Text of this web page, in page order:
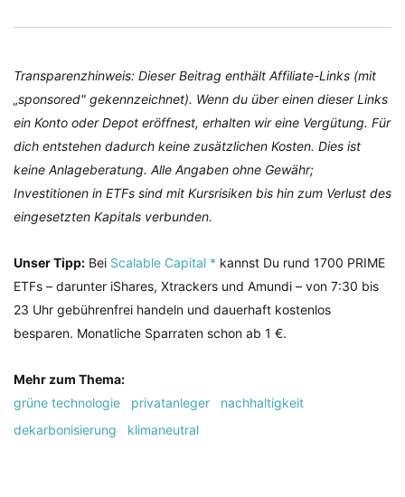
Transparenzhinweis: Dieser Beitrag enthält Affiliate-Links (mit
„sponsored" gekennzeichnet). Wenn du über einen dieser Links
ein Konto oder Depot eröffnest, erhalten wir eine Vergütung. Für
dich entstehen dadurch keine zusätzlichen Kosten. Dies ist
keine Anlageberatung. Alle Angaben ohne Gewähr;
Investitionen in ETFs sind mit Kursrisiken bis hin zum Verlust des
eingesetzten Kapitals verbunden.
Unser Tipp: Bei Scalable Capital * kannst Du rund 1700 PRIME
ETFs – darunter iShares, Xtrackers und Amundi – von 7:30 bis
23 Uhr gebührenfrei handeln und dauerhaft kostenlos
besparen. Monatliche Sparraten schon ab 1 €.
Mehr zum Thema:
grüne technologie
privatanleger
nachhaltigkeit
dekarbonisierung
klimaneutral